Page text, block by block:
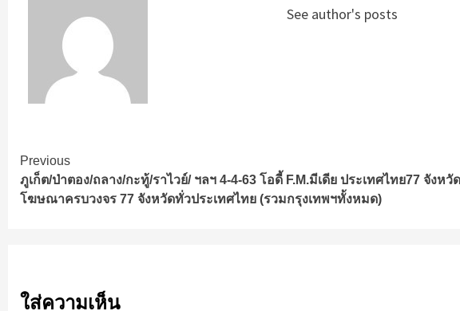
See author's posts
Continue
Reading
Previous
ภูเก็ต/ป่าตอง/ถลาง/กะทู้/ราไวย์/ ฯลฯ 4-4-63 โอดี้ F.M.มีเดีย ประเทศไทย77 จังหวั
โฆษณาครบวงจร 77 จังหวัดทั่วประเทศไทย (รวมกรุงเทพฯทั้งหมด)
ใส่ความเห็น